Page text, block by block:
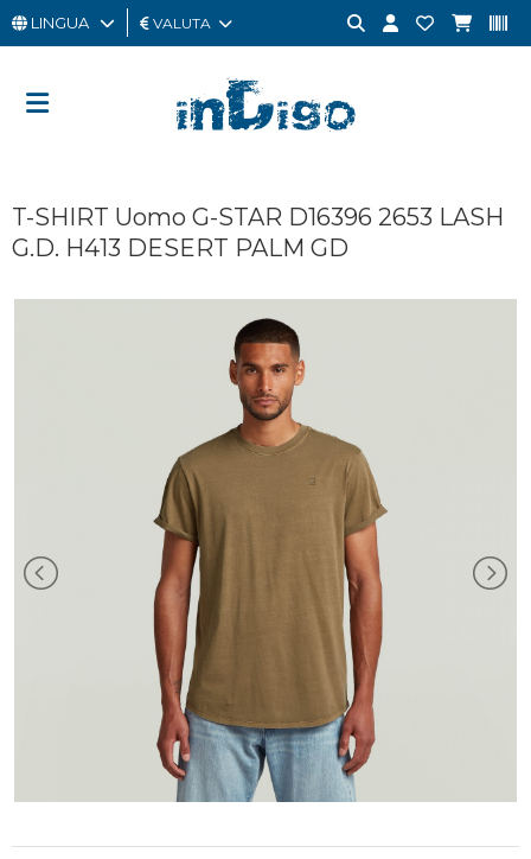
UOMO
CARD
LINGUA VALUTA
T-SHIRT Uomo G-STAR D16396 2653 LASH
G.D. H413 DESERT PALM GD